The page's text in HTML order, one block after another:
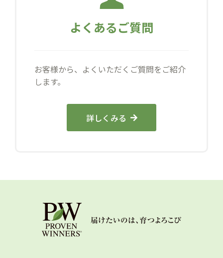
よくあるご質問
お客様から、よくいただくご質問をご紹介
します。
詳しくみる